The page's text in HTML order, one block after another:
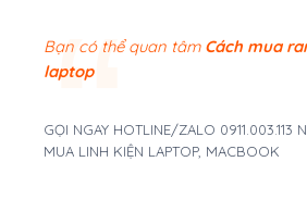
Bạn có thể quan tâm Cách mua
laptop
GỌI NGAY HOTLINE/ZALO 0911.003.113
MUA LINH KIỆN LAPTOP, MACBOOK